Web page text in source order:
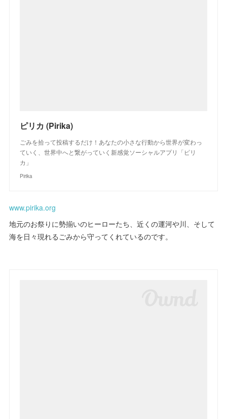
ピリカ (Pirika)
ごみを拾って投稿するだけ！あなたの小さな行動から世界が変わっ
ていく、世界中へと繋がっていく新感覚ソーシャルアプリ「ピリ
カ」
Pirika
www.pirika.org
地元のお祭りに勢揃いのヒーローたち、近くの運河や川、そして
海を日々現れるごみから守ってくれているのです。